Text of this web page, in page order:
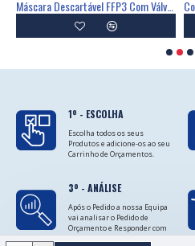
1º - ESCOLHA
Escolha todos os seus
Produtos e adicione-os ao seu
Carrinho de Orçamentos.
3º - ANÁLISE
Após o Pedido a nossa Equipa
vai analisar o Pedido de
Orçamento e Responder com
as Cotações.